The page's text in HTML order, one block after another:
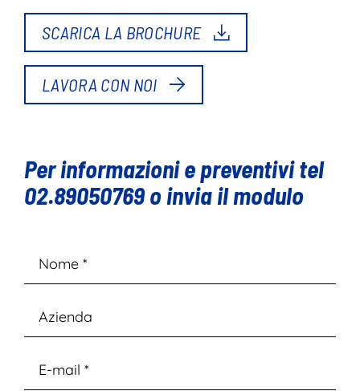
SCARICA LA BROCHURE
LAVORA CON NOI
Per informazioni e preventivi tel
02.89050769 o invia il modulo